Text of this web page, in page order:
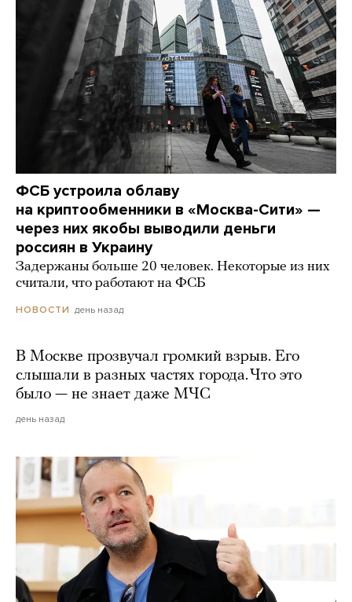
ФСБ устроила облаву
на криптообменники в «Москва-Сити» —
через них якобы выводили деньги
россиян в Украину
Задержаны больше 20 человек. Некоторые из них
считали, что работают на ФСБ
НОВОСТИ день назад
В Москве прозвучал громкий взрыв. Его
слышали в разных частях города. Что это
было — не знает даже МЧС
день назад